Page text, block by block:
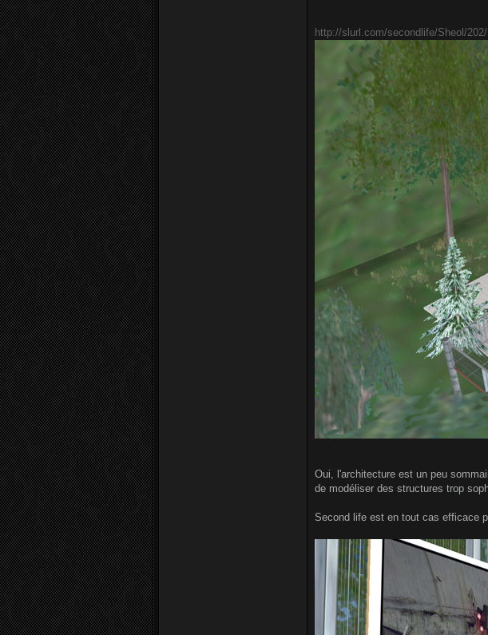
http://slurl.com/secondlife/Sheol/
Oui, l'architecture est un peu
de modéliser des structures trop
Second life est en tout cas efficace